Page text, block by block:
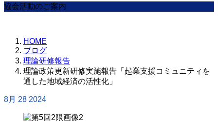
協会活動のご案内
HOME
ブログ
理論研修報告
理論政策更新研修実施報告「起業支援コミュニティを
通した地域経済の活性化」
8月 28 2024